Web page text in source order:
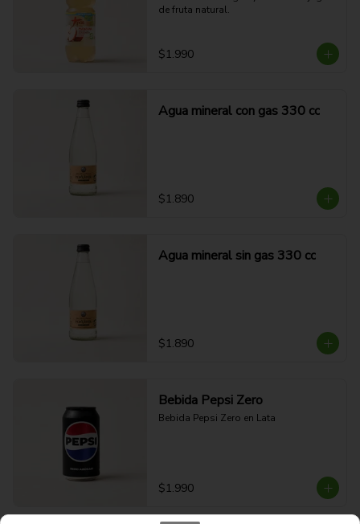
de fruta natural.
$1.990
Agua mineral con gas 330 cc
$1.890
Agua mineral sin gas 330 cc
$1.890
Bebida Pepsi Zero
Bebida Pepsi Zero en Lata
$1.990